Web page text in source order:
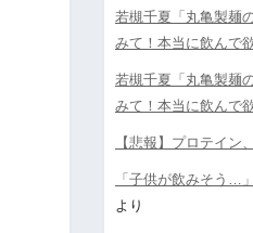
若槻千夏「丸亀製麺
みて！本当に飲んで
若槻千夏「丸亀製麺
みて！本当に飲んで
【悲報】プロテイン
「子供が飲みそう…
より